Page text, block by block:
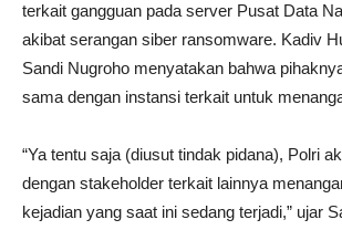
terkait gangguan pada server Pusat Data
akibat serangan siber ransomware. Kadiv
Sandi Nugroho menyatakan bahwa
sama dengan instansi terkait untuk
“Ya tentu saja (diusut tindak pidana), Polri
dengan stakeholder terkait lainnya
kejadian yang saat ini sedang terjadi,” ujar